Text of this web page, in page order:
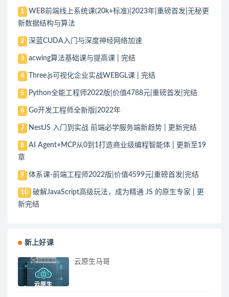
1
WEB前端线上系统课(20k+标准)|2023年|重磅首发|无秘更
新数据结构与算法
2 深蓝CUDA入门与深度神经网络加速
3 acwing算法基础课与提高课 | 完结
4 Three.js可视化企业实战WEBGL课 | 完结
5 Python全能工程师2022版|价值4788元|重磅首发|完结
6 Go开发工程师全新版|2022年
7 NestJS 入门到实战 前端必学服务端新趋势 | 更新完结
8
AI Agent+MCP从0到1打造商业级编程智能体 | 更新至19
章
9 体系课-前端工程师2022版|价值4599元|重磅首发|完结
10
破解JavaScript高级玩法，成为精通 JS 的原生专家 | 更
新完结
新上好课
云原生马哥